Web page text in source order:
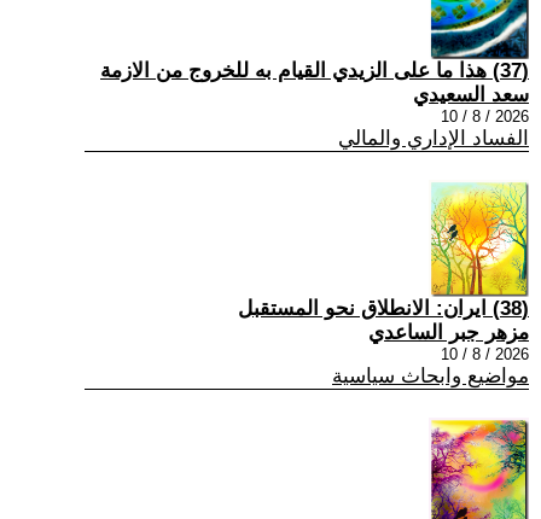
(37) هذا ما على الزيدي القيام به للخروج من الازمة
سعد السعيدي
2026 / 8 / 10
الفساد الإداري والمالي
(38) ايران: الانطلاق نحو المستقبل
مزهر جبر الساعدي
2026 / 8 / 10
مواضيع وابحاث سياسية